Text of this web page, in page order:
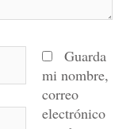
Guarda
mi nombre,
correo
electrónico